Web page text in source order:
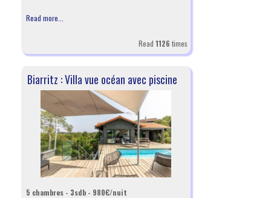
Read more...
Read 1126 times
Biarritz : Villa vue océan avec piscine
5 chambres - 3sdb - 980€/nuit